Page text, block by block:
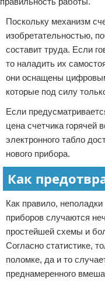
Поскольку механизм
изобретательностью,
составит труда. Если
то наладить их
они оснащены
которые под силу
Если
цена счетчика горячей
электронного табло
нового прибора.
Как
Как правило,
приборов случаются
простейшей схемы и
Согласно статистике,
поломке, да и то
преднамеренного